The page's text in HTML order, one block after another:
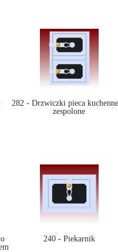
282 - Drzwiczki pieca
zespolone
240 - Piekarnik